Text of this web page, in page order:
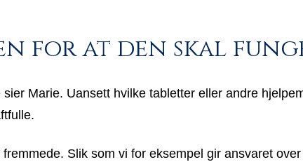
for at den skal
Marie. Uansett hvilke tabletter eller andre
Slik som vi for eksempel gir ansvaret